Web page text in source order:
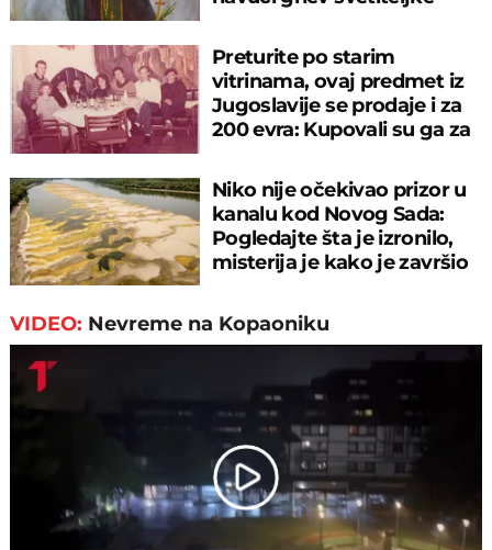
Preturite po starim
vitrinama, ovaj predmet iz
Jugoslavije se prodaje i za
200 evra: Kupovali su ga za
Niko nije očekivao prizor u
kanalu kod Novog Sada:
Pogledajte šta je izronilo,
misterija je kako je završio
VIDEO: Nevreme na Kopaoniku
Play